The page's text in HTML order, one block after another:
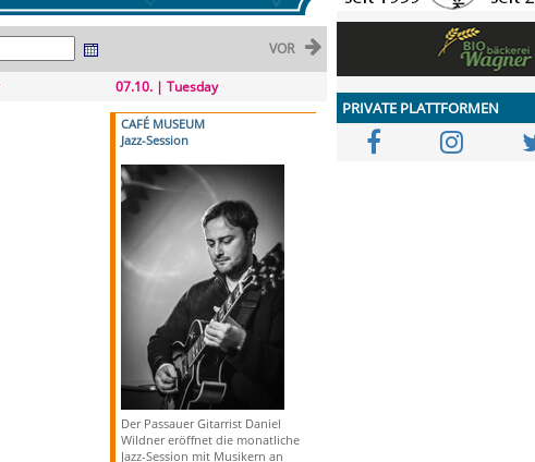
VOR
07.10. | Tuesday
CAFÉ MUSEUM
Jazz-Session
Der Passauer Gitarrist Daniel
Wildner eröffnet die monatliche
Jazz-Session mit Musikern an
PRIVATE PLATTFORMEN